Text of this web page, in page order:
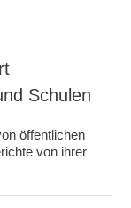
Schulen
öffentlichen
von ihrer